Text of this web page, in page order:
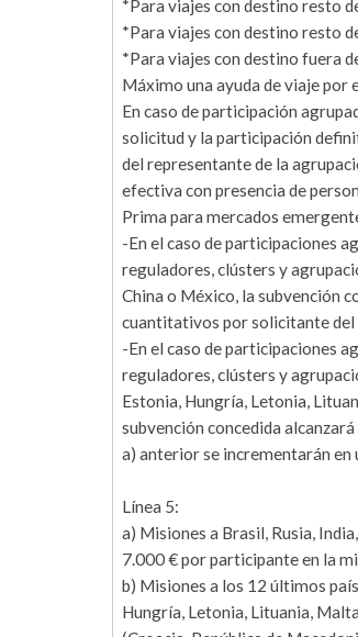
*Para viajes con destino resto
*Para viajes con destino resto
*Para viajes con destino fuera
Máximo una ayuda de viaje
En caso de participación
solicitud y la participación
del representante de la
efectiva con presencia de
Prima para mercados
-En el caso de participaciones
reguladores, clústers y
China o México, la subvención
cuantitativos por solicitante
-En el caso de participaciones
reguladores, clústers y
Estonia, Hungría, Letonia,
subvención concedida
a) anterior se incrementarán en
Línea 5:
a) Misiones a Brasil, Rusia,
7.000 € por participante en la
b) Misiones a los 12 últimos
Hungría, Letonia, Lituania,